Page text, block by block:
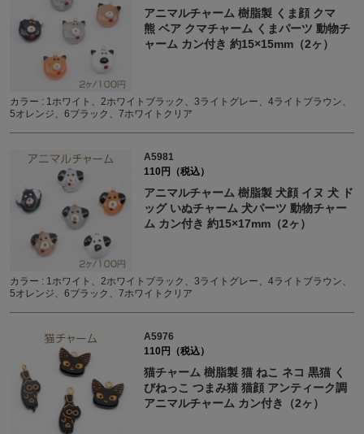
アニマルチャーム 樹脂製 くま顔 クマ
熊 ベア クマチャーム くまパーツ 動物チ
ャーム カン付き 約15×15mm（2ヶ）
カラー : 1ホワイト、2ホワイトブラック、3ライトグレー、4ライトブラウン、
5オレンジ、6ブラック、7ホワイトクリア
A5981
110円（税込）
アニマルチャーム 樹脂製 犬顔 イヌ 犬 ド
ッグ いぬチャーム 犬パーツ 動物チャー
ム カン付き 約15×17mm（2ヶ）
カラー : 1ホワイト、2ホワイトブラック、3ライトグレー、4ライトブラウン、
5オレンジ、6ブラック、7ホワイトクリア
A5976
110円（税込）
猫チャーム 樹脂製 猫 ねこ ネコ 黒猫 く
びねっこ つまみ猫 猫顔 アンティーク調
アニマルチャーム カン付き（2ヶ）